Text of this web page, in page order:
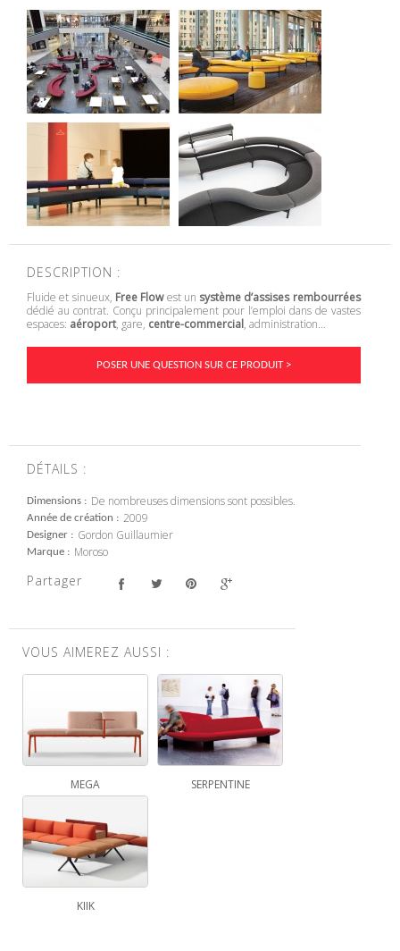
DESCRIPTION :
Fluide et sinueux, Free Flowest un système d’assises rembourrées
dédié au contrat. Conçu principalement pour l’emploi dans de vastes
espaces: aéroport, gare, centre-commercial, administration…
POSER UNE QUESTION SUR CE PRODUIT >
DÉTAILS :
Dimensions De nombreuses dimensions sont possibles.
Année de création 2009
Designer Gordon Guillaumier
Marque Moroso
Partager
VOUS AIMEREZ AUSSI :
MEGA SERPENTINE
KIIK